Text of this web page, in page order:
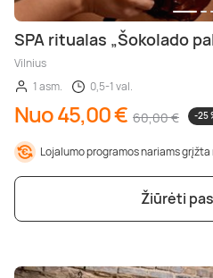
SPA ritualas „Šokolado
Vilnius
1 asm.
0,5-1 val.
Nuo 45,00 € 60,00 € -25
Lojalumo programos nariams grįžta
Žiūrėti